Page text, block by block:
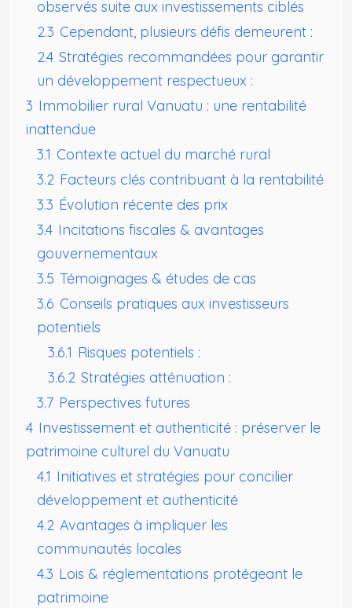
observés suite aux investissements ciblés
2.3 Cependant, plusieurs défis demeurent :
2.4 Stratégies recommandées pour garantir
un développement respectueux :
3 Immobilier rural Vanuatu : une rentabilité
inattendue
3.1 Contexte actuel du marché rural
3.2 Facteurs clés contribuant à la rentabilité
3.3 Évolution récente des prix
3.4 Incitations fiscales & avantages
gouvernementaux
3.5 Témoignages & études de cas
3.6 Conseils pratiques aux investisseurs
potentiels
3.6.1 Risques potentiels :
3.6.2 Stratégies atténuation :
3.7 Perspectives futures
4 Investissement et authenticité : préserver le
patrimoine culturel du Vanuatu
4.1 Initiatives et stratégies pour concilier
développement et authenticité
4.2 Avantages à impliquer les
communautés locales
4.3 Lois & réglementations protégeant le
patrimoine